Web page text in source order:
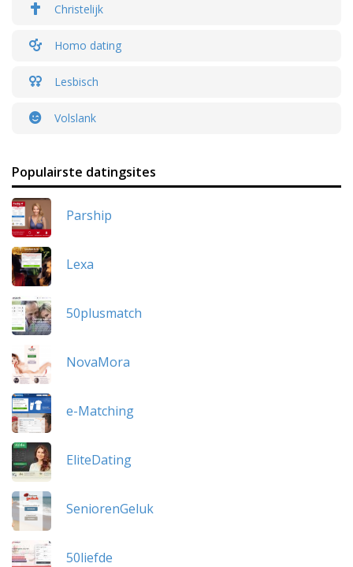
Christelijk
Homo dating
Lesbisch
Volslank
Populairste datingsites
Parship
Lexa
50plusmatch
NovaMora
e-Matching
EliteDating
SeniorenGeluk
50liefde